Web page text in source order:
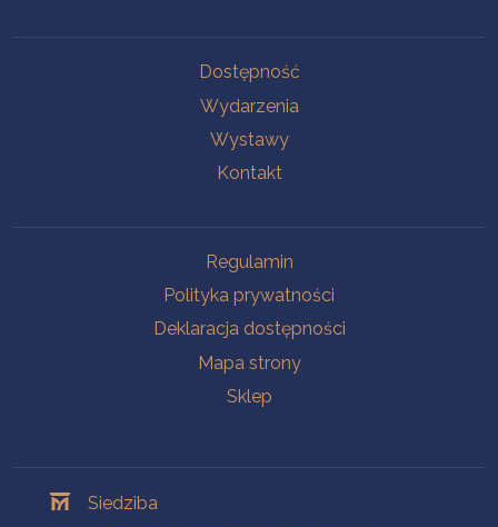
Dostępność
Wydarzenia
Wystawy
Kontakt
Regulamin
Polityka prywatności
Deklaracja dostępności
Mapa strony
Sklep
Siedziba